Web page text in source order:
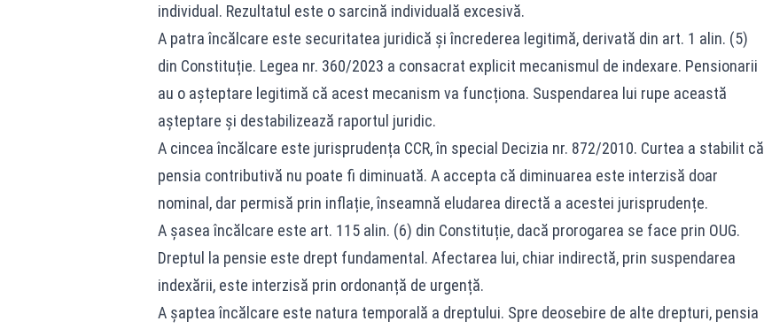
individual. Rezultatul este o sarcină individuală excesivă.
A patra încălcare este securitatea juridică și încrederea legitimă, derivată din art. 1 alin. (5)
din Constituție. Legea nr. 360/2023 a consacrat explicit mecanismul de indexare. Pensionarii
au o așteptare legitimă că acest mecanism va funcționa. Suspendarea lui rupe această
așteptare și destabilizează raportul juridic.
A cincea încălcare este jurisprudența CCR, în special Decizia nr. 872/2010. Curtea a stabilit că
pensia contributivă nu poate fi diminuată. A accepta că diminuarea este interzisă doar
nominal, dar permisă prin inflație, înseamnă eludarea directă a acestei jurisprudențe.
A șasea încălcare este art. 115 alin. (6) din Constituție, dacă prorogarea se face prin OUG.
Dreptul la pensie este drept fundamental. Afectarea lui, chiar indirectă, prin suspendarea
indexării, este interzisă prin ordonanță de urgență.
A șaptea încălcare este natura temporală a dreptului. Spre deosebire de alte drepturi, pensia